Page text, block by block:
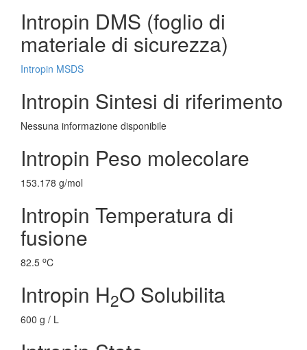
Intropin DMS (foglio di
materiale di sicurezza)
Intropin MSDS
Intropin Sintesi di riferimento
Nessuna informazione disponibile
Intropin Peso molecolare
153.178 g/mol
Intropin Temperatura di
fusione
82.5 oC
Intropin H2O Solubilita
600 g / L